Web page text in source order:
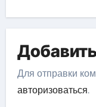
Для отправки
авторизоваться.